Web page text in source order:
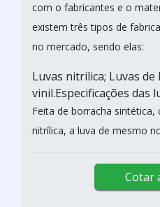
com o fabricantes e o
existem três tipos de
no mercado, sendo elas:
Luvas nitrilica; Luvas de
vinil.Especificações das
Feita de borracha
nitrílica, a luva de mesmo
Cotar